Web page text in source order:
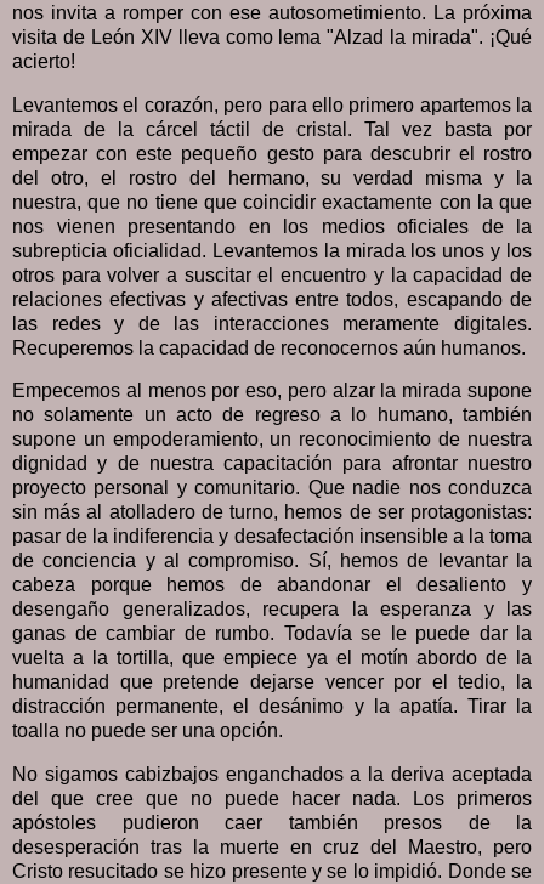
nos invita a romper con ese autosometimiento. La próxima
visita de León XIV lleva como lema "Alzad la mirada". ¡Qué
acierto!
Levantemos el corazón, pero para ello primero apartemos la
mirada de la cárcel táctil de cristal. Tal vez basta por
empezar con este pequeño gesto para descubrir el rostro
del otro, el rostro del hermano, su verdad misma y la
nuestra, que no tiene que coincidir exactamente con la que
nos vienen presentando en los medios oficiales de la
subrepticia oficialidad. Levantemos la mirada los unos y los
otros para volver a suscitar el encuentro y la capacidad de
relaciones efectivas y afectivas entre todos, escapando de
las redes y de las interacciones meramente digitales.
Recuperemos la capacidad de reconocernos aún humanos.
Empecemos al menos por eso, pero alzar la mirada supone
no solamente un acto de regreso a lo humano, también
supone un empoderamiento, un reconocimiento de nuestra
dignidad y de nuestra capacitación para afrontar nuestro
proyecto personal y comunitario. Que nadie nos conduzca
sin más al atolladero de turno, hemos de ser protagonistas:
pasar de la indiferencia y desafectación insensible a la toma
de conciencia y al compromiso. Sí, hemos de levantar la
cabeza porque hemos de abandonar el desaliento y
desengaño generalizados, recupera la esperanza y las
ganas de cambiar de rumbo. Todavía se le puede dar la
vuelta a la tortilla, que empiece ya el motín abordo de la
humanidad que pretende dejarse vencer por el tedio, la
distracción permanente, el desánimo y la apatía. Tirar la
toalla no puede ser una opción.
No sigamos cabizbajos enganchados a la deriva aceptada
del que cree que no puede hacer nada. Los primeros
apóstoles pudieron caer también presos de la
desesperación tras la muerte en cruz del Maestro, pero
Cristo resucitado se hizo presente y se lo impidió. Donde se